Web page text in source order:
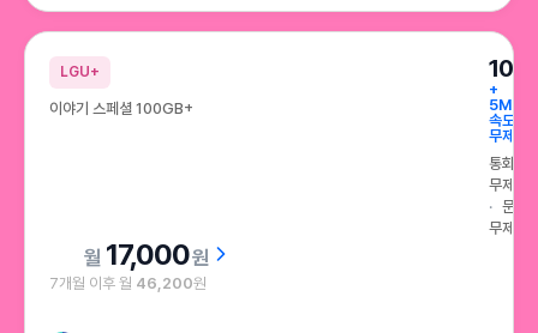
LGU+
이야기 스페셜 100GB+
+
속도
무제한
통화
무제한
문자
무제한
17,000원
7개월 이후 월 46,200원